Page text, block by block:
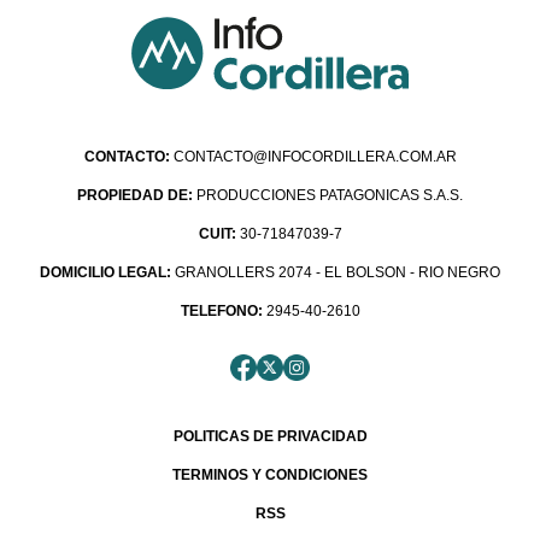
CONTACTO: CONTACTO@INFOCORDILLERA.COM.AR
PROPIEDAD DE: PRODUCCIONES PATAGONICAS S.A.S.
CUIT: 30-71847039-7
DOMICILIO LEGAL: GRANOLLERS 2074 - EL BOLSON - RIO NEGRO
TELEFONO: 2945-40-2610
POLITICAS DE PRIVACIDAD
TERMINOS Y CONDICIONES
RSS